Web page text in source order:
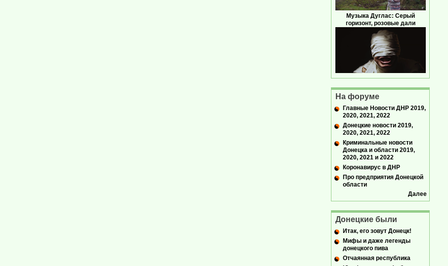
Музыка Дуглас: Серый
горизонт, розовые дали
На форуме
Главные Новости ДНР 2019,
2020, 2021, 2022
Донецкие новости 2019,
2020, 2021, 2022
Криминальные новости
Донецка и области 2019,
2020, 2021 и 2022
Коронавирус в ДНР
Про предприятия Донецкой
области
Далее
Донецкие были
Итак, его зовут Донецк!
Мифы и даже легенды
донецкого пива
Отчаянная республика